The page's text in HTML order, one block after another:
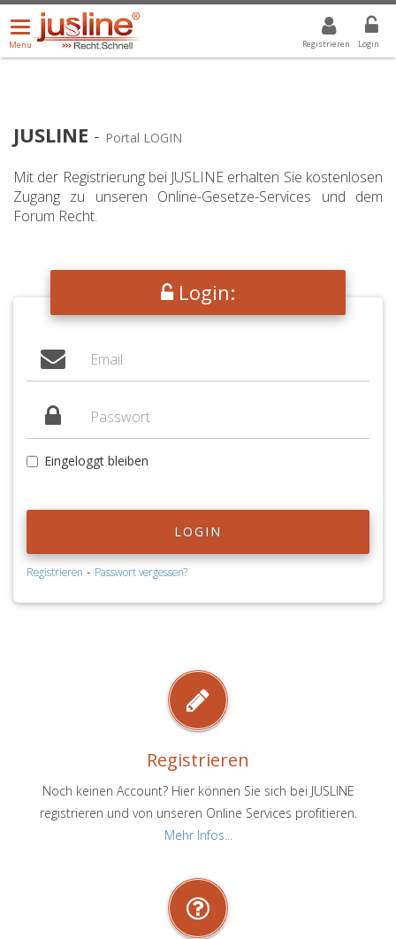
Registrieren Login
Menü
öffnen/schließen
Menü
ALLE DROPDOWN: GEWÄHLTER WERT IST ALLE
JUSLINE - Portal LOGIN
Mit der Registrierung bei JUSLINE erhalten Sie kostenlosen
Zugang zu unseren Online-Gesetze-Services und dem
Forum Recht.
Login:
Eingeloggt bleiben
LOGIN
Registrieren - Passwort vergessen?
Registrieren
Noch keinen Account? Hier können Sie sich bei JUSLINE
registrieren und von unseren Online Services profitieren.
Mehr Infos...